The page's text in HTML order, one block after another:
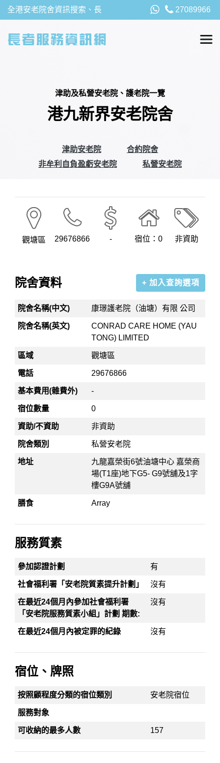
全港安老院舍資訊搜索、長 27089966
津助及私營安老院、護老院一覽
港九新界安老院舍
津助安老院
合約院舍
非牟利自負盈虧安老院
私營安老院
觀塘區 29676866 - 宿位：0 非資助
院舍資料 + 加入查詢選項
院舍名稱(中文) 康璟護老院（油塘）有限 公司
院舍名稱(英文)
CONRAD CARE HOME (YAU
TONG) LIMITED
區域 觀塘區
電話 29676866
基本費用(雜費外) -
宿位數量 0
資助/不資助 非資助
院舍類別 私營安老院
地址
九龍嘉榮街6號油塘中心 嘉榮商
場(T1座)地下G5- G9號舖及1字
樓G9A號舖
膳食 Array
服務質素
參加認證計劃 有
社會福利署「安老院質素提升計劃」 沒有
在最近24個月內參加社會福利署
「安老院服務質素小組」計劃 期數:
沒有
在最近24個月內被定罪的紀錄 沒有
宿位、牌照
按照顧程度分類的宿位類別 安老院宿位
服務對象
可收納的最多人數 157